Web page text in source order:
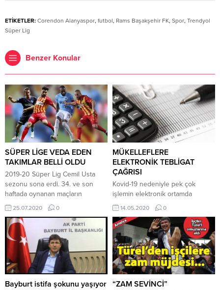
ETİKETLER: Corendon Alanyaspor, futbol, Rams Başakşehir FK, Spor, Trendyol
Süper Lig
Benzer Konular
SÜPER LİGE VEDA EDEN
TAKIMLAR BELLİ OLDU
2019-20 Süper Lig Cemil Usta
sezonu sona erdi. 34. ve son
haftada oynanan maçların
ardından TFF 1. Lig’e düşen
takımlar belli oldu. Alınan
sonuçlarla beraber Yeni
Malatyaspor ve Kayserispor
Süper Lig’e veda etti. Corona
virüsü (koronavirüs) nedeniyle bir
müddet ertelenen ve yaz
aylarında yeniden oynanan 2019-
20 Süper Lig Cemil Usta...
25.07.2020 0
MÜKELLEFLERE
ELEKTRONİK TEBLİGAT
ÇAĞRISI
Kovid-19 nedeniyle pek çok
işlemin elektronik ortamda
yapılması tercih edilirken Gelir
İdaresi Başkanlığı, zorunlu
mükellefler dışındaki kişi ve
şirketlerin de gönüllü olarak
elektronik tebligat uygulamasına
geçebileceğini bildirdi. Yeni
tip koronavirüsle (Kovid-19)
birlikte elektronik uygulamaların
kullanımı artarken Gelir İdaresi
14.05.2020 0
Bayburt istifa şokunu yaşıyor “ZAM SEVİNCİ”